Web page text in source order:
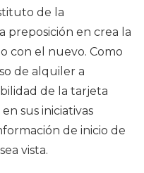
de la
preposición en crea la
con el nuevo. Como
de alquiler a
de la tarjeta
sus iniciativas
de inicio de
vista.